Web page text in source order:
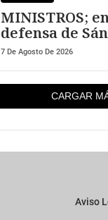
MINISTROS;
defensa de
7 De Agosto De 2026
CARGAR
Aviso